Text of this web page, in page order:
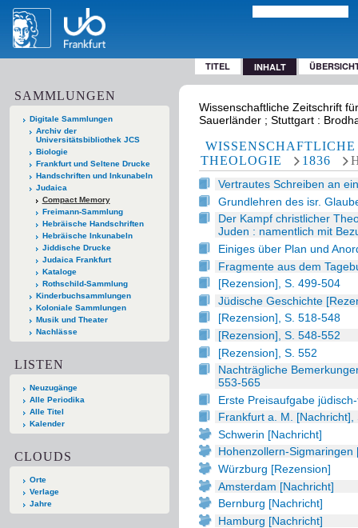
TITEL INHALT
SAMMLUNGEN
Digitale Sammlungen
Archiv der
Universitätsbibliothek JCS
Biologie
Frankfurt und Seltene Drucke
Handschriften und Inkunabeln
Judaica
Compact Memory
Freimann-Sammlung
Hebräische Handschriften
Hebräische Inkunabeln
Jiddische Drucke
Judaica Frankfurt
Kataloge
Rothschild-Sammlung
Kinderbuchsammlungen
Koloniale Sammlungen
Musik und Theater
Nachlässe
LISTEN
Neuzugänge
Alle Periodika
Alle Titel
Kalender
CLOUDS
Orte
Verlage
Jahre
Wissenschaftliche Zeitschrift
Sauerländer ; Stuttgart :
THEOLOGIE
1836
Vertrautes Schreiben an
Grundlehren des isr.
Der Kampf christlicher
Juden : namentlich mit
Einiges über Plan und
Fragmente aus dem
[Rezension], S. 499-504
Jüdische Geschichte
[Rezension], S. 518-548
[Rezension], S. 548-552
[Rezension], S. 552
Nachträgliche
553-565
Erste Preisaufgabe
Frankfurt a. M. [Nachricht],
Schwerin [Nachricht]
Hohenzollern-Sigmaringen
Würzburg [Rezension]
Amsterdam [Nachricht]
Bernburg [Nachricht]
Hamburg [Nachricht]